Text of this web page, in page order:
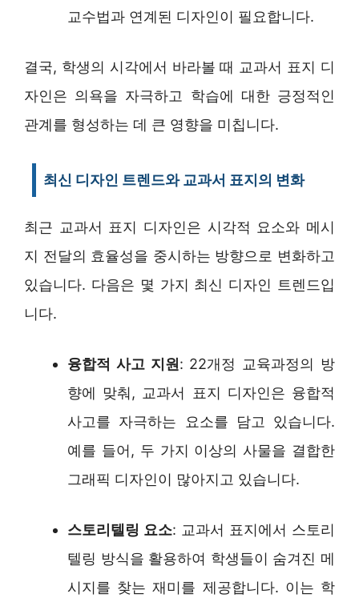
교수법과 연계된 디자인이 필요합니다.
결국, 학생의 시각에서 바라볼 때 교과서 표지 디
자인은 의욕을 자극하고 학습에 대한 긍정적인
관계를 형성하는 데 큰 영향을 미칩니다.
최신 디자인 트렌드와 교과서 표지의 변화
최근 교과서 표지 디자인은 시각적 요소와 메시
지 전달의 효율성을 중시하는 방향으로 변화하고
있습니다. 다음은 몇 가지 최신 디자인 트렌드입
니다.
융합적 사고 지원: 22개정 교육과정의 방
향에 맞춰, 교과서 표지 디자인은 융합적
사고를 자극하는 요소를 담고 있습니다.
예를 들어, 두 가지 이상의 사물을 결합한
그래픽 디자인이 많아지고 있습니다.
스토리텔링 요소: 교과서 표지에서 스토리
텔링 방식을 활용하여 학생들이 숨겨진 메
시지를 찾는 재미를 제공합니다. 이는 학